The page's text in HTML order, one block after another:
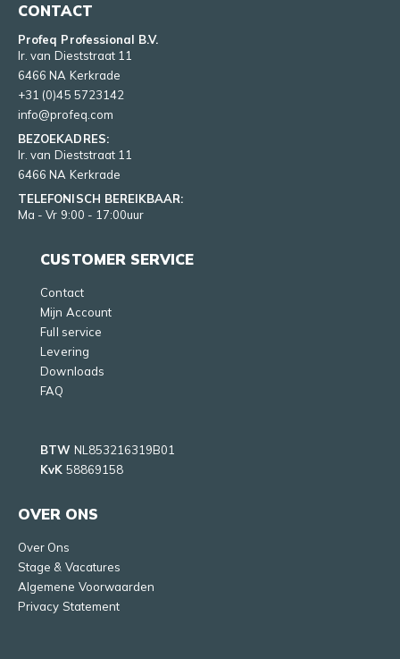
CONTACT
Profeq Professional B.V.
Ir. van Dieststraat 11
6466 NA Kerkrade
+31 (0)45 5723142
info@profeq.com
BEZOEKADRES:
Ir. van Dieststraat 11
6466 NA Kerkrade
TELEFONISCH BEREIKBAAR:
Ma - Vr 9:00 - 17:00uur
CUSTOMER SERVICE
Contact
Mijn Account
Full service
Levering
Downloads
FAQ
BTW NL853216319B01
KvK 58869158
OVER ONS
Over Ons
Stage & Vacatures
Algemene Voorwaarden
Privacy Statement